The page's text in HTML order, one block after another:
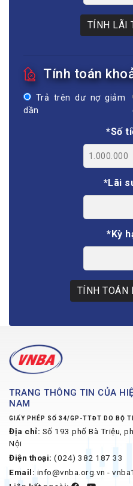
TÍNH LÃI
Tính toán
Trả trên dư nợ giảm
dần
*Số
*Lãi
*Kỳ
TÍNH TOÁN
TRANG THÔNG TIN CỦA
NAM
GIẤY PHÉP SỐ 34/GP-TTĐT DO BỘ
Địa chỉ: Số 193 phố Bà Triệu,
Nội
Điện thoại: (024) 382 187 33
Email: info@vnba.org.vn -